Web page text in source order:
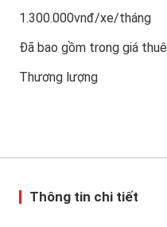
1.300.000vnđ/xe/tháng
Đã bao gồm trong giá thuê
Thương lượng
Thông tin chi tiết